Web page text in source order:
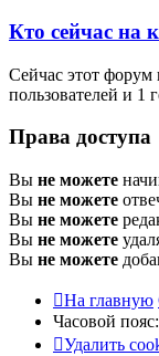
Кто сейчас на
Сейчас этот форум
пользователей и 1
Права доступа
Вы не можете
Вы не можете
Вы не можете
Вы не можете
Вы не можете
На главную
Часовой пояс:
Удалить